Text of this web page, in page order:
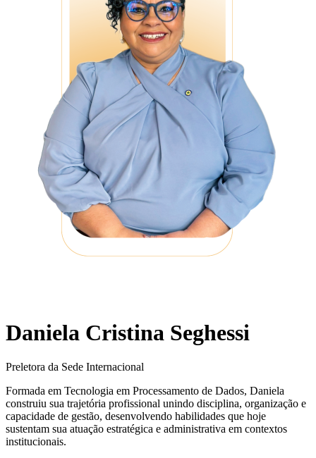
Daniela Cristina Seghessi
Preletora da Sede Internacional
Formada em Tecnologia em Processamento de Dados, Daniela
construiu sua trajetória profissional unindo disciplina, organização e
capacidade de gestão, desenvolvendo habilidades que hoje
sustentam sua atuação estratégica e administrativa em contextos
institucionais.